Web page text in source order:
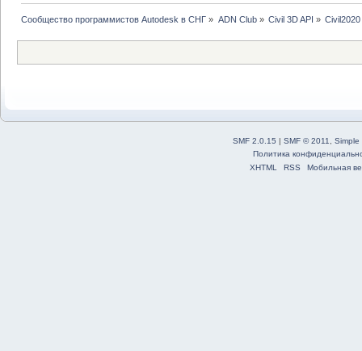
Сообщество программистов Autodesk в СНГ » ADN Club» Civil 3D API »
SMF 2.0.15 | SMF © 2011, Simple
Политика
XHTML
RSS Мобильная